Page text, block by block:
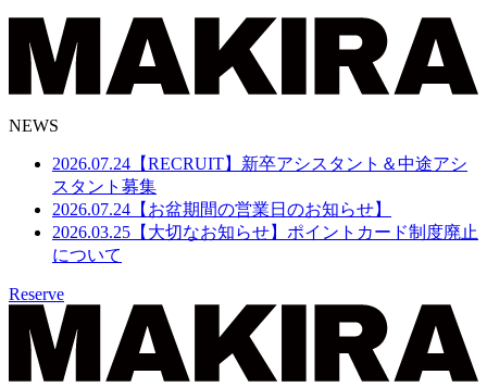
NEWS
2026.07.24 【RECRUIT】新卒アシスタント＆中途アシ
スタント募集
2026.07.24 【お盆期間の営業日のお知らせ】
2026.03.25 【大切なお知らせ】ポイントカード制度廃止
について
Reserve